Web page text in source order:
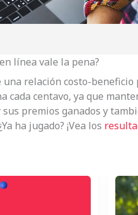
línea vale la pena?
una relación costo-
cada centavo, ya que
premios ganados y
ha jugado? ¡Vea los